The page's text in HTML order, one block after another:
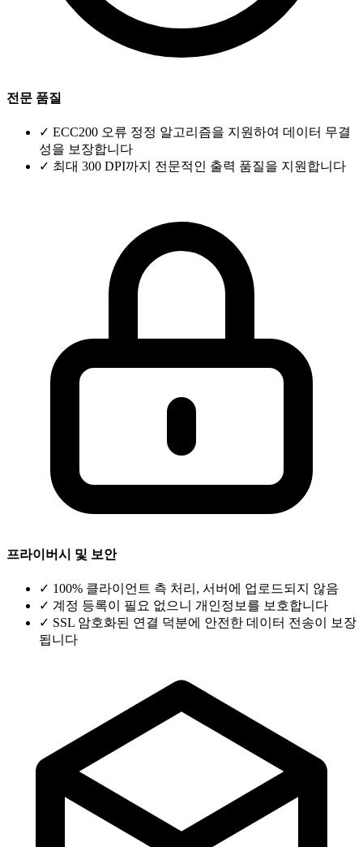
전문 품질
✓ ECC200 오류 정정 알고리즘을 지원하여 데이터 무결
성을 보장합니다
✓ 최대 300 DPI까지 전문적인 출력 품질을 지원합니다
프라이버시 및 보안
✓ 100% 클라이언트 측 처리, 서버에 업로드되지 않음
✓ 계정 등록이 필요 없으니 개인정보를 보호합니다
✓ SSL 암호화된 연결 덕분에 안전한 데이터 전송이 보장
됩니다